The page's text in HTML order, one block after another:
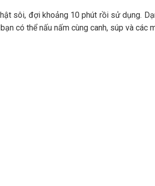
sôi, đợi khoảng 10 phút rồi sử dụng.
có thể nấu nấm cùng canh, súp và các